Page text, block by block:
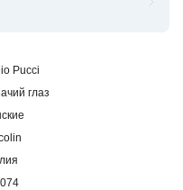
Pucci EP 5074 53
Pucci
глаз